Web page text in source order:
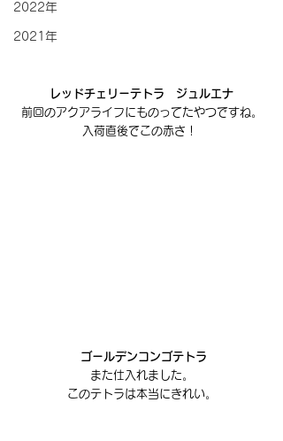
2022年
2021年
レッドチェリーテトラ　ジュルエナ
前回のアクアライフにものってたやつですね。
入荷直後でこの赤さ！
ゴールデンコンゴテトラ
また仕入れました。
このテトラは本当にきれい。